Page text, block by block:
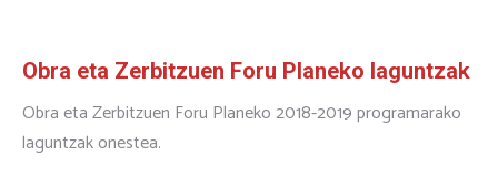
Obra eta Zerbitzuen Foru Planeko laguntzak
Obra eta Zerbitzuen Foru Planeko 2018-2019 programarako
laguntzak onestea.